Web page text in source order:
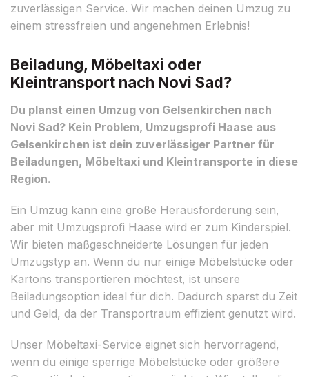
zuverlässigen Service. Wir machen deinen Umzug zu
einem stressfreien und angenehmen Erlebnis!
Beiladung, Möbeltaxi oder
Kleintransport nach Novi Sad?
Du planst einen Umzug von Gelsenkirchen nach
Novi Sad? Kein Problem, Umzugsprofi Haase aus
Gelsenkirchen ist dein zuverlässiger Partner für
Beiladungen, Möbeltaxi und Kleintransporte in diese
Region.
Ein Umzug kann eine große Herausforderung sein,
aber mit Umzugsprofi Haase wird er zum Kinderspiel.
Wir bieten maßgeschneiderte Lösungen für jeden
Umzugstyp an. Wenn du nur einige Möbelstücke oder
Kartons transportieren möchtest, ist unsere
Beiladungsoption ideal für dich. Dadurch sparst du Zeit
und Geld, da der Transportraum effizient genutzt wird.
Unser Möbeltaxi-Service eignet sich hervorragend,
wenn du einige sperrige Möbelstücke oder größere